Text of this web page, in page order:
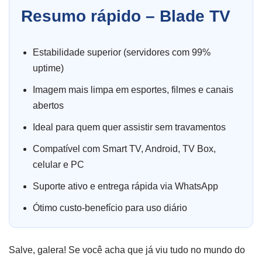
Resumo rápido – Blade TV
Estabilidade superior (servidores com 99%
uptime)
Imagem mais limpa em esportes, filmes e canais
abertos
Ideal para quem quer assistir sem travamentos
Compatível com Smart TV, Android, TV Box,
celular e PC
Suporte ativo e entrega rápida via WhatsApp
Ótimo custo-benefício para uso diário
Salve, galera! Se você acha que já viu tudo no mundo do